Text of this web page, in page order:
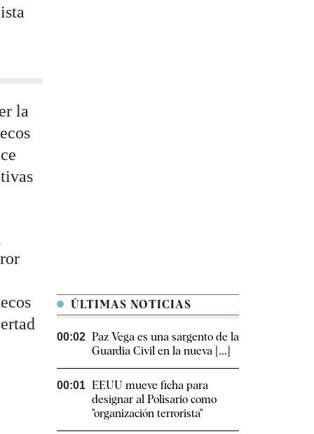
la
ÚLTIMAS NOTICIAS
00:02 Paz Vega es una sargento de la
Guardia Civil en la nueva [...]
00:01 EEUU mueve ficha para
designar al Polisario como
"organización terrorista"